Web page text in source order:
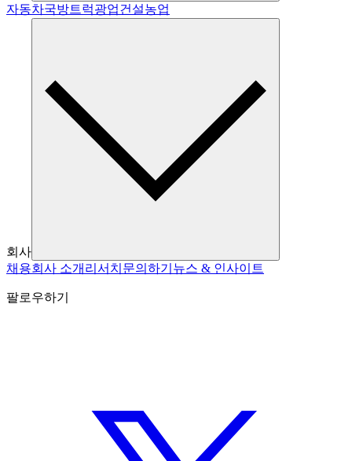
자동차국방트럭광업건설농업
회사
채용회사 소개 리서치 문의하기 뉴스 & 인사이트
팔로우하기